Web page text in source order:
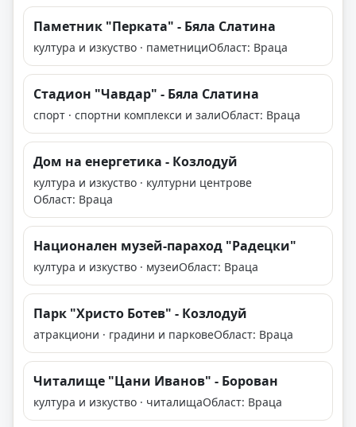
Паметник "Перката" - Бяла Слатина
култура и изкуство · паметнициОбласт: Враца
Стадион "Чавдар" - Бяла Слатина
спорт · спортни комплекси и залиОбласт: Враца
Дом на енергетика - Козлодуй
култура и изкуство · културни центрове
Област: Враца
Национален музей-параход "Радецки"
култура и изкуство · музеиОбласт: Враца
Парк "Христо Ботев" - Козлодуй
атракциони · градини и парковеОбласт: Враца
Читалище "Цани Иванов" - Борован
култура и изкуство · читалищаОбласт: Враца